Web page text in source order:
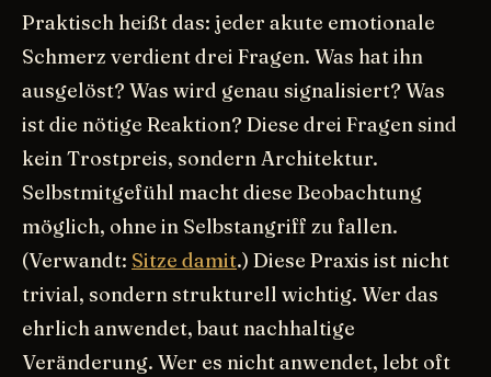
Praktisch heißt das: jeder akute emotionale
Schmerz verdient drei Fragen. Was hat ihn
ausgelöst? Was wird genau signalisiert? Was
ist die nötige Reaktion? Diese drei Fragen sind
kein Trostpreis, sondern Architektur.
Selbstmitgefühl macht diese Beobachtung
möglich, ohne in Selbstangriff zu fallen.
(Verwandt: Sitze damit.) Diese Praxis ist nicht
trivial, sondern strukturell wichtig. Wer das
ehrlich anwendet, baut nachhaltige
Veränderung. Wer es nicht anwendet, lebt oft